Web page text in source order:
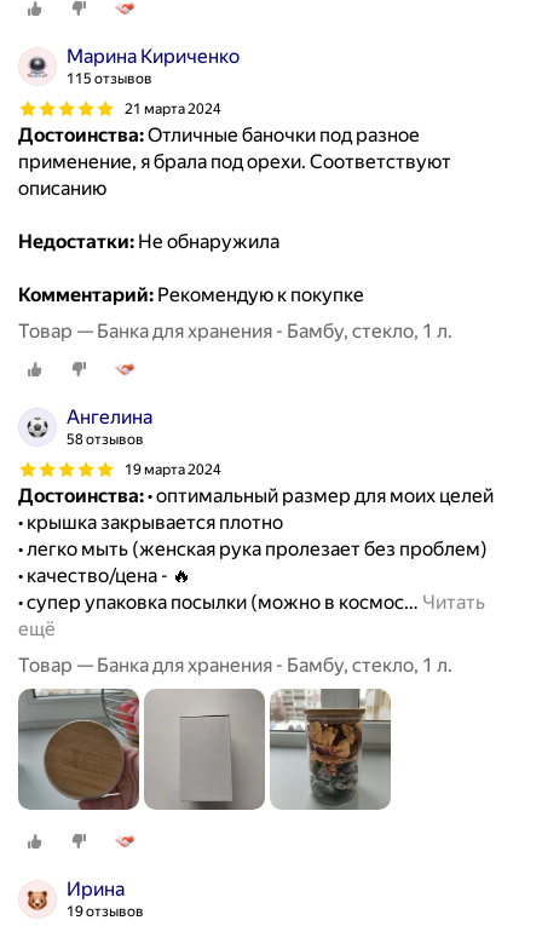
Марина Кириченко
115 отзывов
21 марта 2024
Достоинства:Отличные баночки под разное
применение, я брала под орехи. Соответствуют
описанию
Недостатки: Не обнаружила
Комментарий: Рекомендую к покупке
Товар — Банка для хранения - Бамбу, стекло, 1 л.
Ангелина
58 отзывов
19 марта 2024
Достоинства:• оптимальный размер для моих целей
• крышка закрывается плотно
• легко мыть (женская рука пролезает без проблем)
• качество/цена - 🔥
• супер упаковка посылки (можно в космос… Читать
ещё
Товар — Банка для хранения - Бамбу, стекло, 1 л.
Ирина
19 отзывов